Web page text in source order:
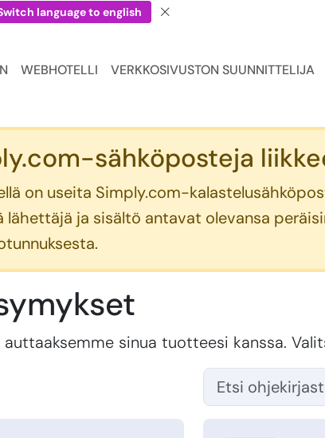
language to english
WEBHOTELLI VERKKOSIVUSTON SUUNNITTELIJA
sähköposteja
on useita Simply.com-
ja sisältö antavat olevansa
sinua tuotteesi kanssa.